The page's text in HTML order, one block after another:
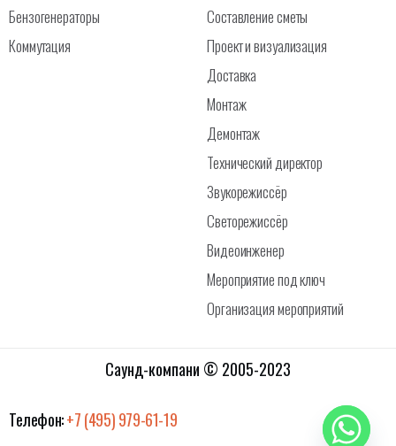
Бензогенераторы
Коммутация
Составление сметы
Проект и визуализация
Доставка
Монтаж
Демонтаж
Технический директор
Звукорежиссёр
Светорежиссёр
Видеоинженер
Мероприятие под ключ
Организация мероприятий
Саунд-компани © 2005-2023
Телефон:+7 (495) 979-61-19